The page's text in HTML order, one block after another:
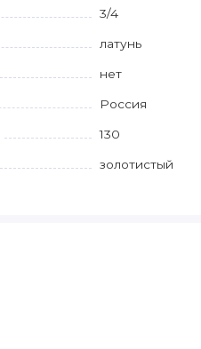
3/4
латунь
нет
Россия
130
золотистый